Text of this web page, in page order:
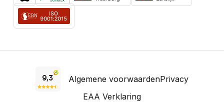
Algemene voorwaardenPrivacy
EAA Verklaring